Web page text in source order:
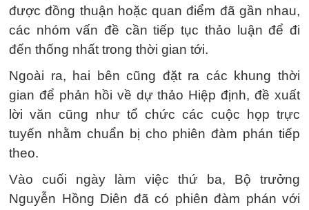
được đồng thuận hoặc quan điểm đã gần nhau,
các nhóm vấn đề cần tiếp tục thảo luận để đi
đến thống nhất trong thời gian tới.
Ngoài ra, hai bên cũng đặt ra các khung thời
gian để phản hồi về dự thảo Hiệp định, đề xuất
lời văn cũng như tổ chức các cuộc họp trực
tuyến nhằm chuẩn bị cho phiên đàm phán tiếp
theo.
Vào cuối ngày làm việc thứ ba, Bộ trưởng
Nguyễn Hồng Diên đã có phiên đàm phán với